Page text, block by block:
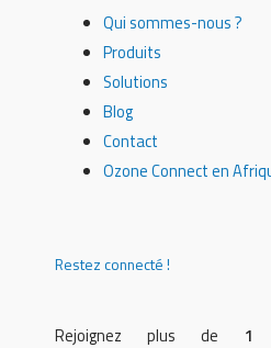
Qui sommes-nous ?
Produits
Solutions
Blog
Contact
Ozone Connect en
Restez connecté !
Rejoignez plus de 1